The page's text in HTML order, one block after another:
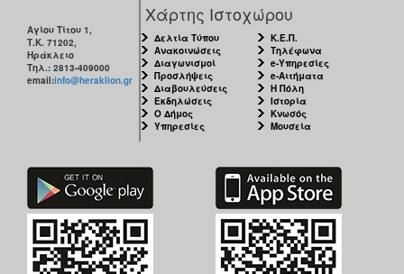
Αγίου Τίτου 1,
Τ.Κ. 71202,
Ηράκλειο
Τηλ.: 2813-409000
email:info@heraklion.gr
Χάρτης Ιστοχώρου
Δελτία Τύπου
Ανακοινώσεις
Διαγωνισμοί
Προσλήψεις
Διαβουλεύσεις
Εκδηλώσεις
Ο Δήμος
Υπηρεσίες
Κ.Ε.Π.
Τηλέφωνα
e-Υπηρεσίες
e-Αιτήματα
Η Πόλη
Ιστορία
Κνωσός
Μουσεία